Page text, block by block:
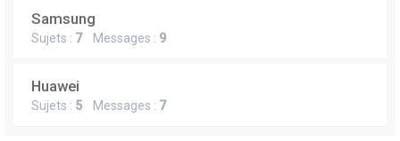
Samsung
Sujets : 7Messages : 9
Huawei
Sujets : 5 Messages : 7